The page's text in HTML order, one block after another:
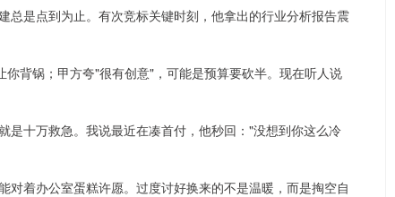
是点到为止。有次竞标关键时刻，他拿出的行业分析报告震
背锅；甲方夸"很有创意"，可能是预算要砍半。现在听人说
十万救急。我说最近在凑首付，他秒回："没想到你这么冷
着办公室蛋糕许愿。过度讨好换来的不是温暖，而是掏空自